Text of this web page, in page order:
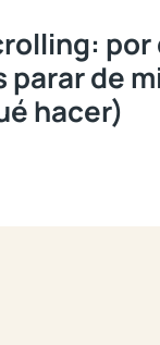
por
parar de
hacer)